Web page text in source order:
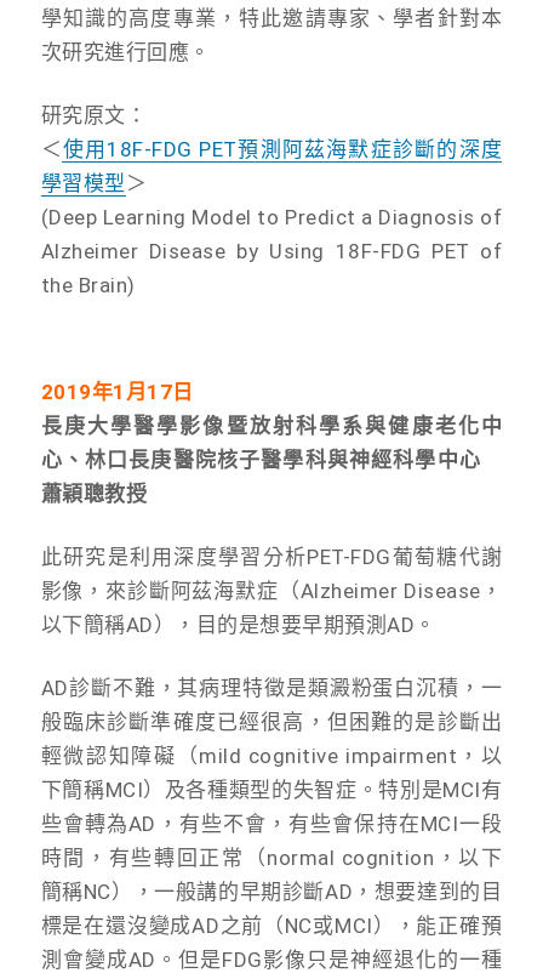
學知識的高度專業，特此邀請專家、學者針對本
次研究進行回應。
研究原文：
＜使用18F-FDG PET預測阿茲海默症診斷的深度
學習模型 ＞
(Deep Learning Model to Predict a Diagnosis of
Alzheimer Disease by Using 18F-FDG PET of
the Brain)
2019年1月17日
長庚大學醫學影像暨放射科學系與健康老化中
心、林口長庚醫院核子醫學科與神經科學中心
蕭穎聰教授
此研究是利用深度學習分析PET-FDG葡萄糖代謝
影像，來診斷阿茲海默症（Alzheimer Disease，
以下簡稱AD），目的是想要早期預測AD。
AD診斷不難，其病理特徵是類澱粉蛋白沉積，一
般臨床診斷準確度已經很高，但困難的是診斷出
輕微認知障礙（mild cognitive impairment，以
下簡稱MCI）及各種類型的失智症。特別是MCI有
些會轉為AD，有些不會，有些會保持在MCI一段
時間，有些轉回正常（normal cognition，以下
簡稱NC），一般講的早期診斷AD，想要達到的目
標是在還沒變成AD之前（NC或MCI），能正確預
測會變成AD。但是FDG影像只是神經退化的一種